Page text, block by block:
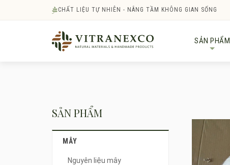
CHẤT LIỆU TỰ NHIÊN - NÂNG TẦM KHÔNG GIAN SỐNG
SẢN PHẨM
SẢN PHẨM
MÂY
Nguyên liệu mây